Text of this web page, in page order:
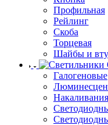
Профильная
Рейлинг
Скоба
Торцевая
Шайбы и
Галогеновые
Накаливания